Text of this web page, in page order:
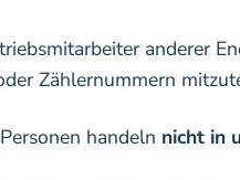
anderer
Zählernummern
handeln nicht in